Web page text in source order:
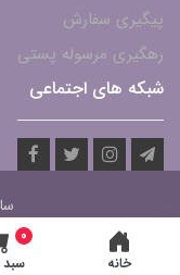
خانه
0
پیگیری سفارش
رهگیری مرسوله پستی
شبکه های اجتماعی